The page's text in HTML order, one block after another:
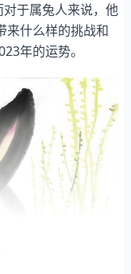
于属兔人来说，他
来什么样的挑战和
年的运势。